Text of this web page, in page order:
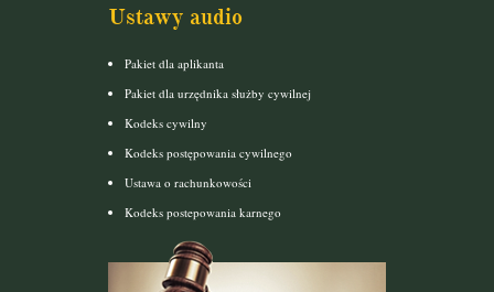
Ustawy audio
Pakiet dla aplikanta
Pakiet dla urzędnika służby cywilnej
Kodeks cywilny
Kodeks postępowania cywilnego
Ustawa o rachunkowości
Kodeks postepowania karnego